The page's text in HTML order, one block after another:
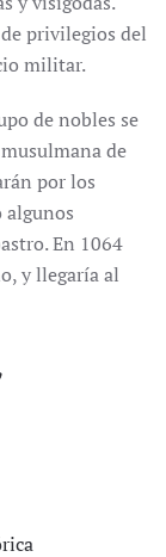
privilegios del
militar.
de nobles se
de
por los
algunos
En 1064
y llegaría al